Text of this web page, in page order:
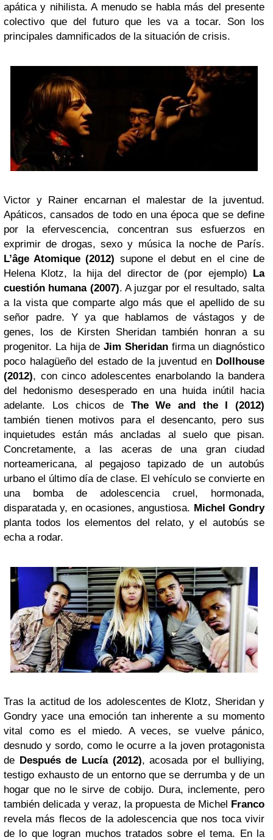
apática y nihilista. A menudo se habla más del presente
colectivo que del futuro que les va a tocar. Son los
principales damnificados de la situación de crisis.
Victor y Rainer encarnan el malestar de la juventud.
Apáticos, cansados de todo en una época que se define
por la efervescencia, concentran sus esfuerzos en
exprimir de drogas, sexo y música la noche de París.
L’âge Atomique (2012) supone el debut en el cine de
Helena Klotz, la hija del director de (por ejemplo)
La
cuestión humana (2007). A juzgar por el resultado, salta
a la vista que comparte algo más que el apellido de su
señor padre. Y ya que hablamos de vástagos y de
genes, los de Kirsten Sheridan también honran a su
progenitor. La hija de Jim Sheridanfirma un diagnóstico
poco halagüeño del estado de la juventud en Dollhouse
(2012), con cinco adolescentes enarbolando la bandera
del hedonismo desesperado en una huida inútil hacia
adelante. Los chicos de The We and the I (2012)
también tienen motivos para el desencanto, pero sus
inquietudes están más ancladas al suelo que pisan.
Concretamente, a las aceras de una gran ciudad
norteamericana, al pegajoso tapizado de un autobús
urbano el último día de clase. El vehículo se convierte en
una bomba de adolescencia cruel, hormonada,
disparatada y, en ocasiones, angustiosa. Michel Gondry
planta todos los elementos del relato, y el autobús se
echa a rodar.
Tras la actitud de los adolescentes de Klotz, Sheridan y
Gondry yace una emoción tan inherente a su momento
vital como es el miedo. A veces, se vuelve pánico,
desnudo y sordo, como le ocurre a la joven protagonista
de Después de Lucía (2012), acosada por el bulliying,
testigo exhausto de un entorno que se derrumba y de un
hogar que no le sirve de cobijo. Dura, inclemente, pero
también delicada y veraz, la propuesta de Michel Franco
revela más flecos de la adolescencia que nos toca vivir
de lo que logran muchos tratados sobre el tema. En la